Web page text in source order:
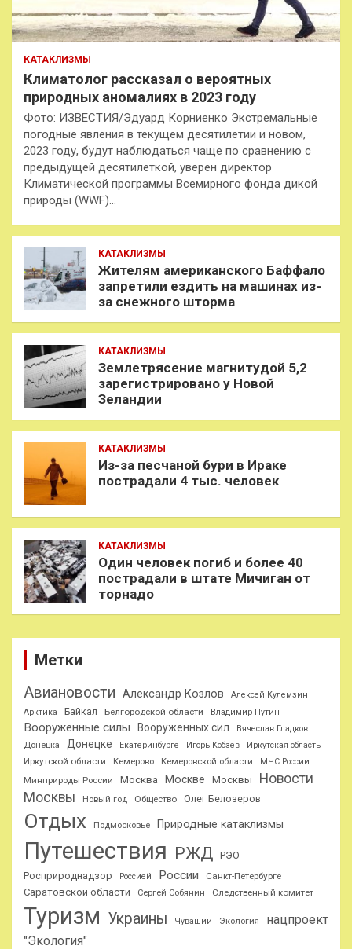
КАТАКЛИЗМЫ
Климатолог рассказал о вероятных
природных аномалиях в 2023 году
Фото: ИЗВЕСТИЯ/Эдуард Корниенко Экстремальные
погодные явления в текущем десятилетии и новом,
2023 году, будут наблюдаться чаще по сравнению с
предыдущей десятилеткой, уверен директор
Климатической программы Всемирного фонда дикой
природы (WWF)…
КАТАКЛИЗМЫ
Жителям американского Баффало
запретили ездить на машинах из-
за снежного шторма
КАТАКЛИЗМЫ
Землетрясение магнитудой 5,2
зарегистрировано у Новой
Зеландии
КАТАКЛИЗМЫ
Из-за песчаной бури в Ираке
пострадали 4 тыс. человек
КАТАКЛИЗМЫ
Один человек погиб и более 40
пострадали в штате Мичиган от
торнадо
Метки
Авиановости Александр Козлов
Алексей Кулемзин
Арктика
Байкал Белгородской области Владимир Путин
Вооруженные силы Вооруженных сил
Вячеслав Гладков
Донецка
Донецке Екатеринбурге Игорь Кобзев Иркутская область
Иркутской области Кемерово Кемеровской области
МЧС России
Минприроды России
Москва Москве Москвы
Новости
Москвы
Новый год Общество Олег Белозеров
Отдых Подмосковье Природные катаклизмы
Путешествия РЖД РЭО
Росприроднадзор
Россией России Санкт-Петербурге
Саратовской области Сергей Собянин Следственный комитет
Туризм Украины Чувашии Экология
нацпроект
"Экология"